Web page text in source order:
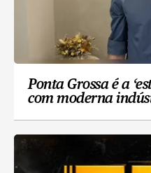
Ponta Grossa é a
com moderna